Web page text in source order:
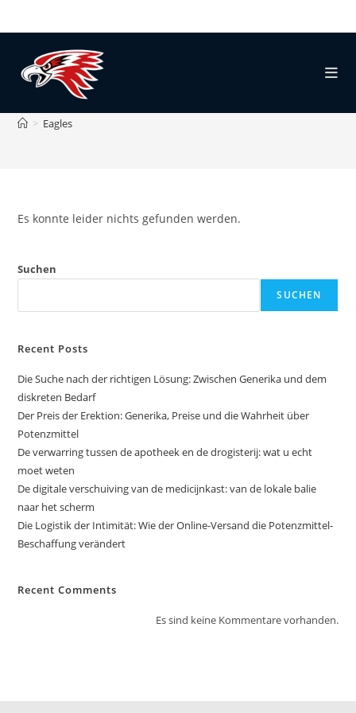
Autor:Eagles
> Eagles
Es konnte leider nichts gefunden werden.
Suchen
SUCHEN
Recent Posts
Die Suche nach der richtigen Lösung: Zwischen Generika und dem
diskreten Bedarf
Der Preis der Erektion: Generika, Preise und die Wahrheit über
Potenzmittel
De verwarring tussen de apotheek en de drogisterij: wat u echt
moet weten
De digitale verschuiving van de medicijnkast: van de lokale balie
naar het scherm
Die Logistik der Intimität: Wie der Online-Versand die Potenzmittel-
Beschaffung verändert
Recent Comments
Es sind keine Kommentare vorhanden.